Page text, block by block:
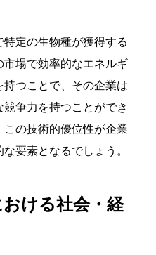
定の生物種が獲得する
場で効率的なエネルギ
つことで、その企業は
争力を持つことができ
この技術的優位性が企業
要素となるでしょう。
ける社会・経